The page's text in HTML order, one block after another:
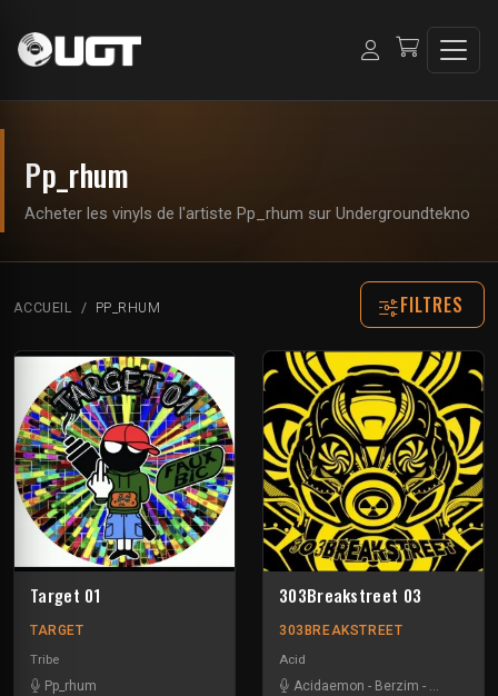
Pp_rhum
Acheter les vinyls de l'artiste Pp_rhum sur Undergroundtekno
ACCUEIL PP_RHUM FILTRES
Target 01
TARGET
Tribe
Pp_rhum
303Breakstreet 03
303BREAKSTREET
Acid
Acidaemon - Berzim - Element23